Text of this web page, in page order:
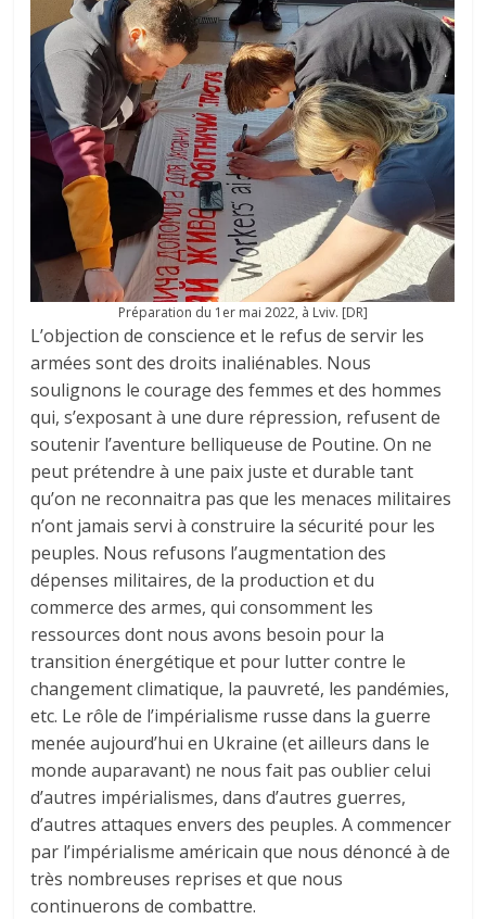
Préparation du 1er mai 2022, à Lviv. [DR]
L’objection de conscience et le refus de servir les
armées sont des droits inaliénables. Nous
soulignons le courage des femmes et des hommes
qui, s’exposant à une dure répression, refusent de
soutenir l’aventure belliqueuse de Poutine. On ne
peut prétendre à une paix juste et durable tant
qu’on ne reconnaitra pas que les menaces militaires
n’ont jamais servi à construire la sécurité pour les
peuples. Nous refusons l’augmentation des
dépenses militaires, de la production et du
commerce des armes, qui consomment les
ressources dont nous avons besoin pour la
transition énergétique et pour lutter contre le
changement climatique, la pauvreté, les pandémies,
etc. Le rôle de l’impérialisme russe dans la guerre
menée aujourd’hui en Ukraine (et ailleurs dans le
monde auparavant) ne nous fait pas oublier celui
d’autres impérialismes, dans d’autres guerres,
d’autres attaques envers des peuples. A commencer
par l’impérialisme américain que nous dénoncé à de
très nombreuses reprises et que nous
continuerons de combattre.